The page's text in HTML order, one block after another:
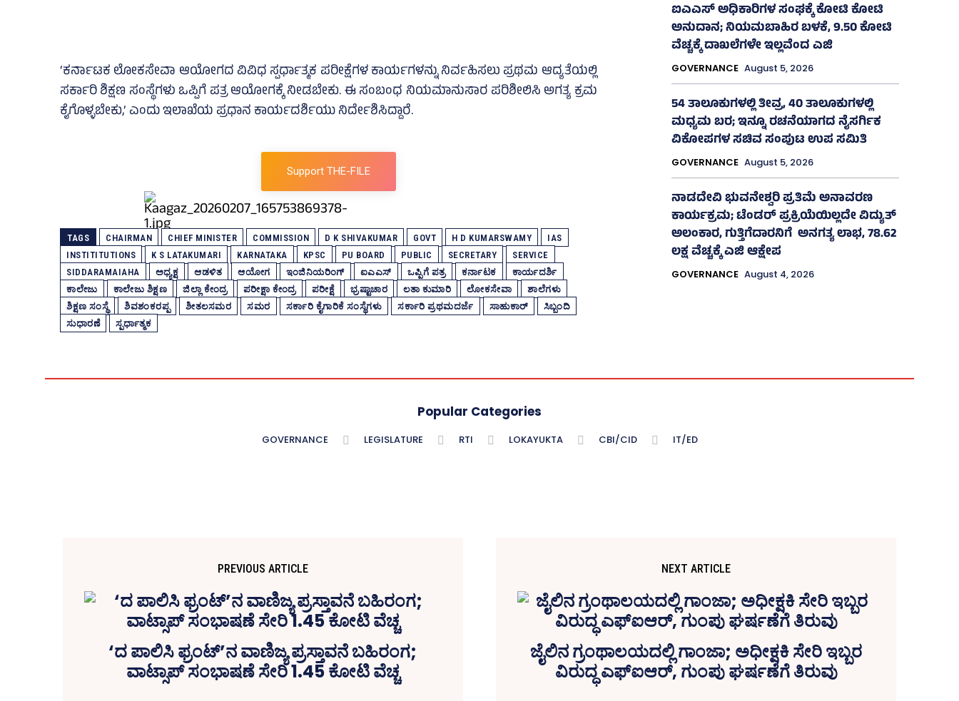
‘ಕರ್ನಾಟಕ ಲೋಕಸೇವಾ ಆಯೋಗದ ವಿವಿಧ ಸ್ಪರ್ಧಾತ್ಮಕ ಪರೀಕ್ಷೆಗಳ ಕಾರ್ಯಗಳನ್ನು ನಿರ್ವಹಿಸಲು ಪ್ರಥಮ ಆದ್ಯತೆಯಲ್ಲಿ
ಸರ್ಕಾರಿ ಶಿಕ್ಷಣ ಸಂಸ್ಥೆಗಳು ಒಪ್ಪಿಗೆ ಪತ್ರ ಆಯೋಗಕ್ಕೆ ನೀಡಬೇಕು. ಈ ಸಂಬಂಧ ನಿಯಮಾನುಸಾರ ಪರಿಶೀಲಿಸಿ ಅಗತ್ಯ ಕ್ರಮ
ಕೈಗೊಳ್ಳಬೇಕು,’ ಎಂದು ಇಲಾಖೆಯ ಪ್ರಧಾನ ಕಾರ್ಯದರ್ಶಿಯು ನಿರ್ದೇಶಿಸಿದ್ದಾರೆ.
Support THE-FILE
TAGS CHAIRMAN CHIEF MINISTER COMMISSION D K SHIVAKUMAR GOVT H D KUMARSWAMY
IAS
INSTITITUTIONS
K S LATAKUMARI KARNATAKA KPSC PU BOARD PUBLIC SECRETARY
SERVICE
SIDDARAMAIAHA
ಅಧ್ಯಕ್ಷ ಆಡಳಿತ ಆಯೋಗ ಇಂಜಿನಿಯರಿಂಗ್‌ ಐಎಎಸ್‌ ಒಪ್ಪಿಗೆ ಪತ್ರ ಕರ್ನಾಟಕ
ಕಾರ್ಯದರ್ಶಿ
ಕಾಲೇಜು
ಕಾಲೇಜು ಶಿಕ್ಷಣ ಜಿಲ್ಲಾ ಕೇಂದ್ರ ಪರೀಕ್ಷಾ ಕೇಂದ್ರ ಪರೀಕ್ಷೆ ಭ್ರಷ್ಟಾಚಾರ ಲತಾ ಕುಮಾರಿ ಲೋಕಸೇವಾ
ಶಾಲೆಗಳು
ಶಿಕ್ಷಣ ಸಂಸ್ಥೆ
ಶಿವಶಂಕರಪ್ಪ ಶೀತಲಸಮರ ಸಮರ ಸರ್ಕಾರಿ ಕೈಗಾರಿಕೆ ಸಂಸ್ಥೆಗಳು ಸರ್ಕಾರಿ ಪ್ರಥಮದರ್ಜೆ ಸಾಹುಕಾರ್‌
ಸಿಬ್ಬಂದಿ
ಸುಧಾರಣೆ
ಸ್ಪರ್ಧಾತ್ಮಕ
ಐಎಎಸ್‌ ಅಧಿಕಾರಿಗಳ ಸಂಘಕ್ಕೆ ಕೋಟಿ ಕೋಟಿ
ಅನುದಾನ; ನಿಯಮಬಾಹಿರ ಬಳಕೆ, 9.50 ಕೋಟಿ
ವೆಚ್ಚಕ್ಕೆ ದಾಖಲೆಗಳೇ ಇಲ್ಲವೆಂದ ಎಜಿ
GOVERNANCE August 5, 2026
54 ತಾಲೂಕುಗಳಲ್ಲಿ ತೀವ್ರ, 40 ತಾಲೂಕುಗಳಲ್ಲಿ
ಮಧ್ಯಮ ಬರ; ಇನ್ನೂ ರಚನೆಯಾಗದ ನೈಸರ್ಗಿಕ
ವಿಕೋಪಗಳ ಸಚಿವ ಸಂಪುಟ ಉಪ ಸಮಿತಿ
GOVERNANCE August 5, 2026
ನಾಡದೇವಿ ಭುವನೇಶ್ವರಿ ಪ್ರತಿಮೆ ಅನಾವರಣ
ಕಾರ್ಯಕ್ರಮ; ಟೆಂಡರ್ ಪ್ರಕ್ರಿಯೆಯಿಲ್ಲದೇ ವಿದ್ಯುತ್‌
ಅಲಂಕಾರ, ಗುತ್ತಿಗೆದಾರನಿಗೆ ಅನಗತ್ಯ ಲಾಭ, 78.62
ಲಕ್ಷ ವೆಚ್ಚಕ್ಕೆ ಎಜಿ ಆಕ್ಷೇಪ
GOVERNANCE August 4, 2026
Popular Categories
GOVERNANCE LEGISLATURE RTI LOKAYUKTA CBI/CID IT/ED
PREVIOUS ARTICLE
‘ದ ಪಾಲಿಸಿ ಫ್ರಂಟ್‌’ನ ವಾಣಿಜ್ಯ ಪ್ರಸ್ತಾವನೆ ಬಹಿರಂಗ;
ವಾಟ್ಸಾಪ್‌ ಸಂಭಾಷಣೆ ಸೇರಿ 1.45 ಕೋಟಿ ವೆಚ್ಚ
NEXT ARTICLE
ಜೈಲಿನ ಗ್ರಂಥಾಲಯದಲ್ಲಿ ಗಾಂಜಾ; ಅಧೀಕ್ಷಕಿ ಸೇರಿ ಇಬ್ಬರ
ವಿರುದ್ಧ ಎಫ್‌ಐಆರ್‍‌, ಗುಂಪು ಘರ್ಷಣೆಗೆ ತಿರುವು